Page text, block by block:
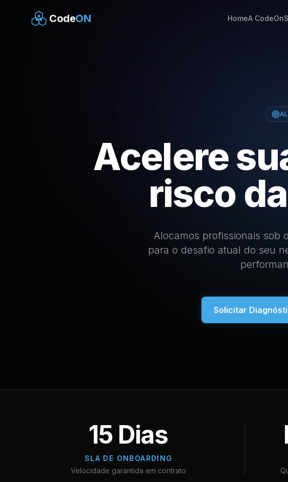
CodeON HomeA CodeOn
Acelere
risco da
Alocamos profissionais sob
para o desafio atual do seu
Solicitar
15 Dias
SLA DE ONBOARDING
Velocidade garantida em contrato